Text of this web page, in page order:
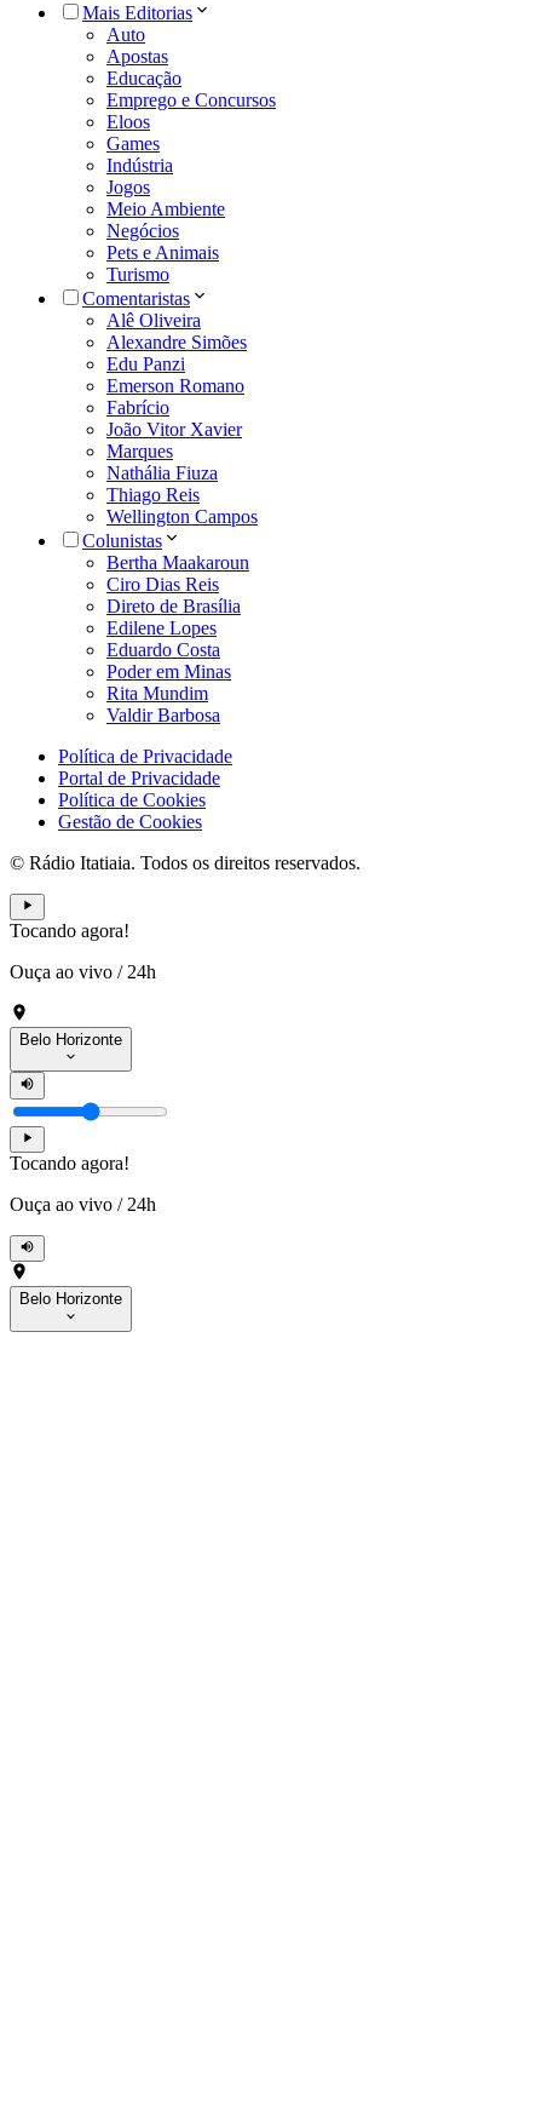
Mais Editorias
Auto
Apostas
Educação
Emprego e Concursos
Eloos
Games
Indústria
Jogos
Meio Ambiente
Negócios
Pets e Animais
Turismo
Comentaristas
Alê Oliveira
Alexandre Simões
Edu Panzi
Emerson Romano
Fabrício
João Vitor Xavier
Marques
Nathália Fiuza
Thiago Reis
Wellington Campos
Colunistas
Bertha Maakaroun
Ciro Dias Reis
Direto de Brasília
Edilene Lopes
Eduardo Costa
Poder em Minas
Rita Mundim
Valdir Barbosa
Política de Privacidade
Portal de Privacidade
Política de Cookies
Gestão de Cookies
© Rádio Itatiaia. Todos os direitos reservados.
Tocando agora!
Ouça ao vivo / 24h
Belo Horizonte
Tocando agora!
Ouça ao vivo / 24h
Belo Horizonte